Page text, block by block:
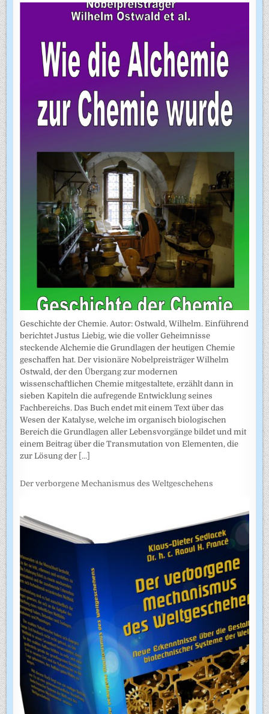
Geschichte der Chemie. Autor: Ostwald, Wilhelm. Einführend
berichtet Justus Liebig, wie die voller Geheimnisse
steckende Alchemie die Grundlagen der heutigen Chemie
geschaffen hat. Der visionäre Nobelpreisträger Wilhelm
Ostwald, der den Übergang zur modernen
wissenschaftlichen Chemie mitgestaltete, erzählt dann in
sieben Kapiteln die aufregende Entwicklung seines
Fachbereichs. Das Buch endet mit einem Text über das
Wesen der Katalyse, welche im organisch biologischen
Bereich die Grundlagen aller Lebensvorgänge bildet und mit
einem Beitrag über die Transmutation von Elementen, die
zur Lösung der [...]
Der verborgene Mechanismus des Weltgeschehens